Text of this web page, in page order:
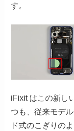
す。
iFixit はこの新し
つも、従来モデ
ド式のこぎりの